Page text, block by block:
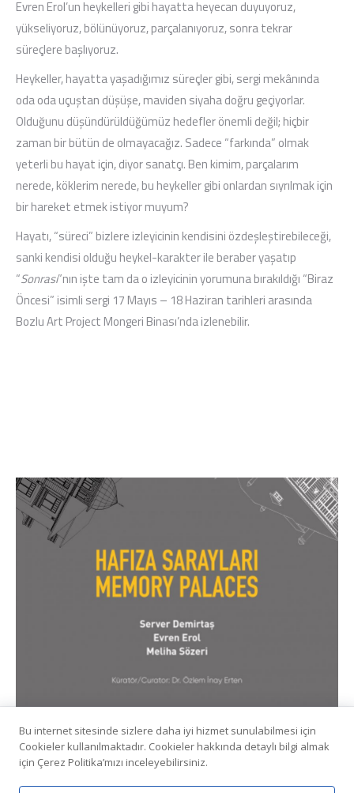
Evren Erol’un heykelleri gibi hayatta heyecan duyuyoruz,
yükseliyoruz, bölünüyoruz, parçalanıyoruz, sonra tekrar
süreçlere başlıyoruz.
Heykeller, hayatta yaşadığımız süreçler gibi, sergi mekânında
oda oda uçuştan düşüşe, maviden siyaha doğru geçiyorlar.
Olduğunu düşündürüldüğümüz hedefler önemli değil; hiçbir
zaman bir bütün de olmayacağız. Sadece “farkında” olmak
yeterli bu hayat için, diyor sanatçı. Ben kimim, parçalarım
nerede, köklerim nerede, bu heykeller gibi onlardan sıyrılmak için
bir hareket etmek istiyor muyum?
Hayatı, “süreci” bizlere izleyicinin kendisini özdeşleştirebileceği,
sanki kendisi olduğu heykel-karakter ile beraber yaşatıp
“Sonrası”nın işte tam da o izleyicinin yorumuna bırakıldığı “Biraz
Öncesi” isimli sergi 17 Mayıs – 18 Haziran tarihleri arasında
Bozlu Art Project Mongeri Binası’nda izlenebilir.
Hafıza Sarayları / Memory Palaces
20 Nisan - 28 Ağustos 2021 Mongeri Binası
Bu internet sitesinde sizlere daha iyi hizmet sunulabilmesi için
Cookieler kullanılmaktadır. Cookieler hakkında detaylı bilgi almak
için Çerez Politika’mızı inceleyebilirsiniz.